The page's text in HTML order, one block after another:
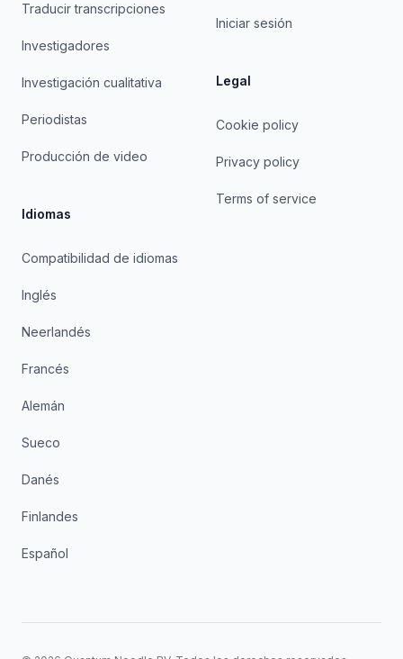
Traducir transcripciones
Investigadores
Investigación cualitativa
Periodistas
Producción de video
Idiomas
Compatibilidad de idiomas
Inglés
Neerlandés
Francés
Alemán
Sueco
Danés
Finlandes
Español
Iniciar sesión
Legal
Cookie policy
Privacy policy
Terms of service